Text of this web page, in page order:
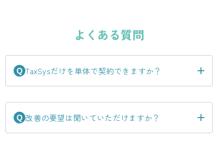
よくある質問
Q TaxSysだけを単体で契約できますか？
A
TaxSysはTAX GROUPで提供するシステムとなりま
す。システム単体でのご提供はしておりません。
TAX GROUPへの加盟をお願いします。
Q 改善の要望は聞いていただけますか？
A
はい。日々利用者のお声からサービスのブラッシ
ュアップを行っておりますので、気になった点は